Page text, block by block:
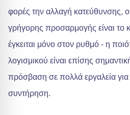
φορές την αλλαγή κατεύθυνσης,
γρήγορης προσαρμογής είναι το
έγκειται μόνο στον ρυθμό - η
λογισμικού είναι επίσης
πρόσβαση σε πολλά εργαλεία για
συντήρηση.